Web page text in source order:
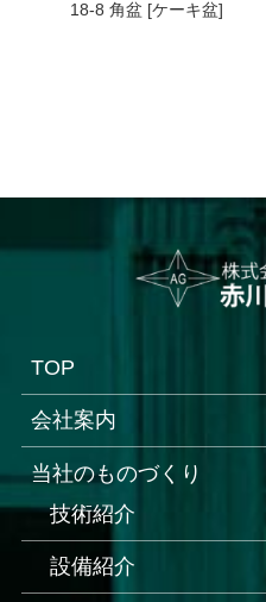
18-8 角盆 [ケーキ盆]
TOP
会社案内
当社のものづくり
技術紹介
設備紹介